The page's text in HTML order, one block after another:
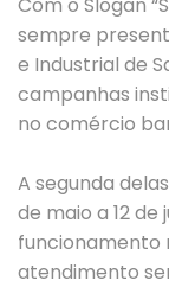
sempre
e Industrial de
campanhas
no comércio
A segunda
de maio a 12
funcionamento
atendimento